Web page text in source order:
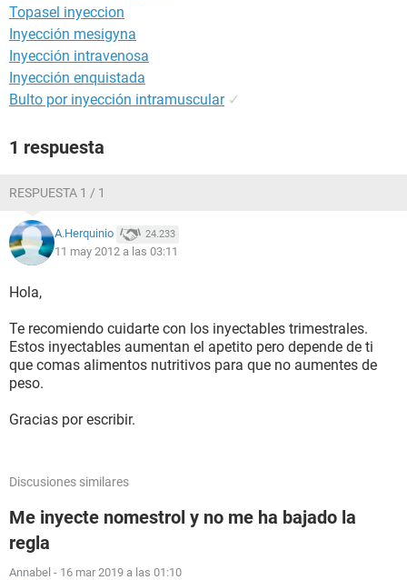
Topasel inyeccion
Inyección mesigyna
Inyección intravenosa
Inyección enquistada
Bulto por inyección intramuscular ✓
1 respuesta
RESPUESTA 1 / 1
A.Herquinio 24.233
11 may 2012 a las 03:11
Hola,
Te recomiendo cuidarte con los inyectables trimestrales.
Estos inyectables aumentan el apetito pero depende de ti
que comas alimentos nutritivos para que no aumentes de
peso.
Gracias por escribir.
Discusiones similares
Me inyecte nomestrol y no me ha bajado la
regla
Annabel - 16 mar 2019 a las 01:10